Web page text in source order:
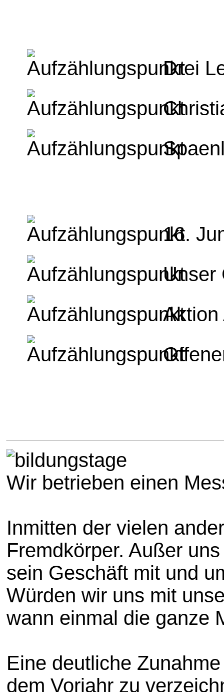
Drei
16.
Unser
Aktion
Wir betrieben einen
Inmitten der vielen
Fremdkörper. Außer
sein Geschäft mit und
Würden wir uns mit
wann einmal die ganze
Eine deutliche
dem Vorjahr zu